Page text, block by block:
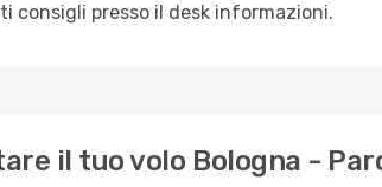
consigli presso il desk informazioni.
il tuo volo Bologna -